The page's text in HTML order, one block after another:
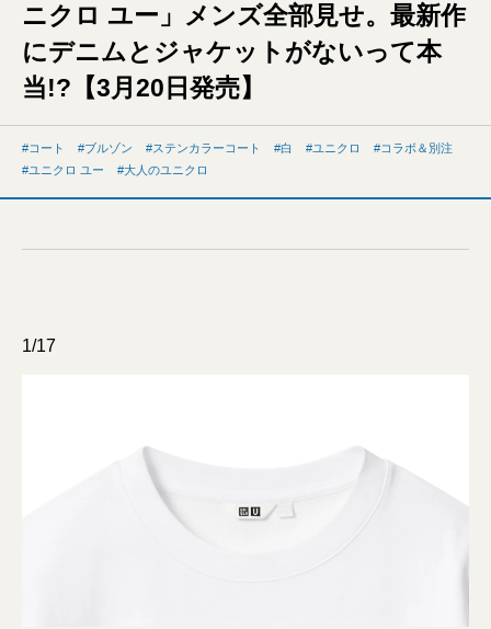
ニクロ ユー」メンズ全部見せ。最新作
にデニムとジャケットがないって本
当!?【3月20日発売】
コート ブルゾン ステンカラーコート 白 ユニクロ
コラボ＆別注
ユニクロ ユー
大人のユニクロ
1/17